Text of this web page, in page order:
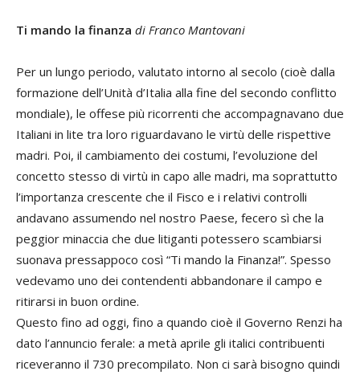
Ti mando la finanza di Franco Mantovani
Per un lungo periodo, valutato intorno al secolo (cioè dalla
formazione dell’Unità d’Italia alla fine del secondo conflitto
mondiale), le offese più ricorrenti che accompagnavano due
Italiani in lite tra loro riguardavano le virtù delle rispettive
madri. Poi, il cambiamento dei costumi, l’evoluzione del
concetto stesso di virtù in capo alle madri, ma soprattutto
l’importanza crescente che il Fisco e i relativi controlli
andavano assumendo nel nostro Paese, fecero sì che la
peggior minaccia che due litiganti potessero scambiarsi
suonava pressappoco così “Ti mando la Finanza!”. Spesso
vedevamo uno dei contendenti abbandonare il campo e
ritirarsi in buon ordine.
Questo fino ad oggi, fino a quando cioè il Governo Renzi ha
dato l’annuncio ferale: a metà aprile gli italici contribuenti
riceveranno il 730 precompilato. Non ci sarà bisogno quindi